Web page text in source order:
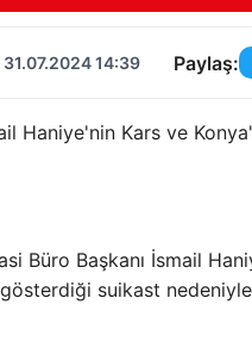
14:39 Paylaş:
Haniye'nin Kars ve
Büro Başkanı İsmail
suikast